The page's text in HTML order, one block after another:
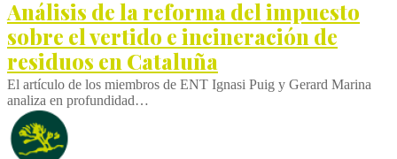
Análisis de la reforma del impuesto
sobre el vertido e incineración de
residuos en Cataluña
El artículo de los miembros de ENT Ignasi Puig y Gerard Marina
analiza en profundidad…